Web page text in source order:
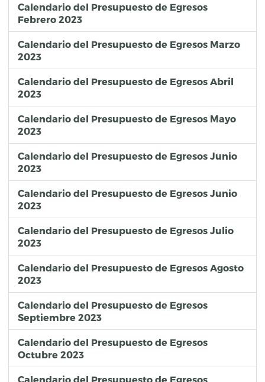
Calendario del Presupuesto de Egresos
Febrero 2023
Calendario del Presupuesto de Egresos Marzo
2023
Calendario del Presupuesto de Egresos Abril
2023
Calendario del Presupuesto de Egresos Mayo
2023
Calendario del Presupuesto de Egresos Junio
2023
Calendario del Presupuesto de Egresos Junio
2023
Calendario del Presupuesto de Egresos Julio
2023
Calendario del Presupuesto de Egresos Agosto
2023
Calendario del Presupuesto de Egresos
Septiembre 2023
Calendario del Presupuesto de Egresos
Octubre 2023
Calendario del Presupuesto de Egresos